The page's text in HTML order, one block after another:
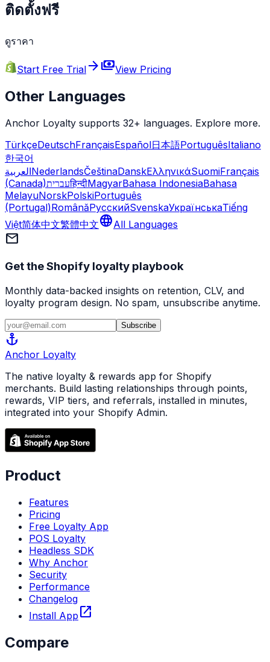
ติดตั้งฟรี
ดูราคา
Start Free Trial arrow_forwardpaymentsView Pricing
Other Languages
Anchor Loyalty supports 32+ languages. Explore more.
TürkçeDeutschFrançaisEspañol日本語PortuguêsItaliano
한국어
العربيةNederlandsČeštinaDanskΕλληνικάSuomiFrançais
(Canada)עבריתहिन्दीMagyarBahasa IndonesiaBahasa
MelayuNorskPolskiPortuguês
(Portugal)RomânăРусскийSvenskaУкраїнськаTiếng
Việt简体中文繁體中文languageAll Languages
mail
Get the Shopify loyalty playbook
Monthly data-backed insights on retention, CLV, and
loyalty program design. No spam, unsubscribe anytime.
Subscribe
anchor
Anchor Loyalty
The native loyalty & rewards app for Shopify
merchants. Build lasting relationships through points,
rewards, VIP tiers, and referrals, installed in minutes,
integrated into your Shopify Admin.
Product
Features
Pricing
Free Loyalty App
POS Loyalty
Headless SDK
Why Anchor
Security
Performance
Changelog
Install App open_in_new
Compare